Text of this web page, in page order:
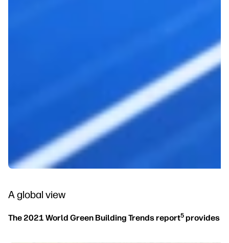
A global view
The 2021 World Green Building Trends report5 provides